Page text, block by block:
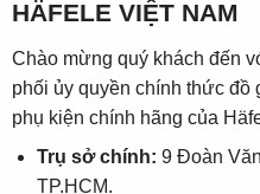
HÄFELE VIỆT NAM
Chào mừng quý khách đến
phối ủy quyền chính thức đồ
phụ kiện chính hãng của
Trụ sở chính: 9 Đoàn
TP.HCM.